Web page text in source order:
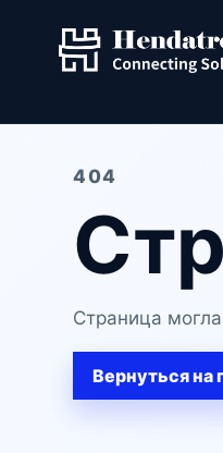
404
Страница
Вернуться на